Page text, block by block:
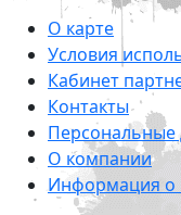
О карте
Условия
Кабинет
Контакты
Персональные
О компании
Информация о